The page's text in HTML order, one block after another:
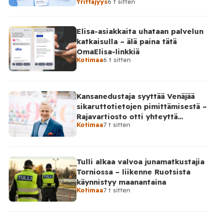
Elisa-asiakkaita uhataan palvelun
katkaisulla – älä paina tätä
OmaElisa-linkkiä
Kotimaa6 t sitten
Kansanedustaja syyttää Venäjää
sikaruttotietojen pimittämisestä –
Rajavartiosto otti yhteyttä
Venäjälle
Kotimaa7 t sitten
Tulli alkaa valvoa junamatkustajia
Torniossa – liikenne Ruotsista
käynnistyy maanantaina
Kotimaa7 t sitten